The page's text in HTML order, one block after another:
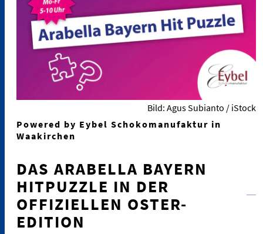
Bild: Agus Subianto / iStock
Powered by Eybel Schokomanufaktur in
Waakirchen
DAS ARABELLA BAYERN
HITPUZZLE IN DER
OFFIZIELLEN OSTER-
EDITION